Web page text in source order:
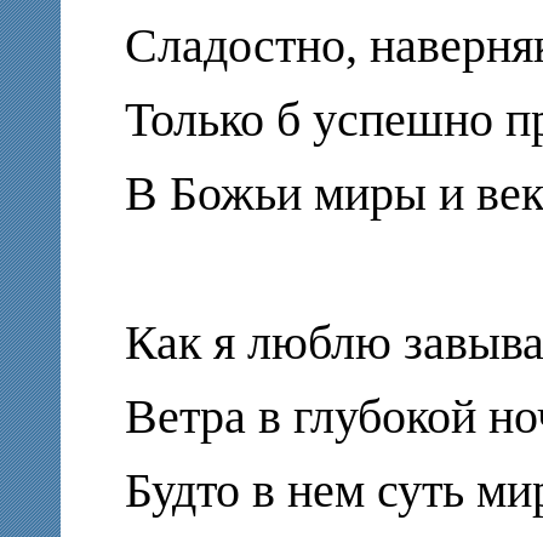
Сладостно,
Только б успешно
В Божьи миры и
Как я люблю
Ветра в глубокой
Будто в нем суть